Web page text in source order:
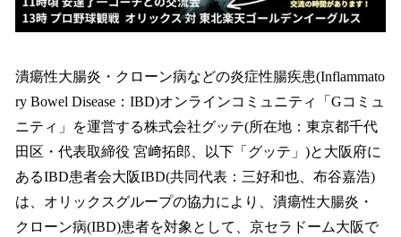
す
潰瘍性大腸炎・クローン病などの炎症性腸疾患(Inflammato
ry Bowel Disease：IBD)オンラインコミュニティ「Gコミュ
ニティ」を運営する株式会社グッテ(所在地：東京都千代
田区・代表取締役 宮﨑拓郎、以下「グッテ」)と大阪府に
あるIBD患者会大阪IBD(共同代表：三好和也、布谷嘉浩)
は、オリックスグループの協力により、潰瘍性大腸炎・
クローン病(IBD)患者を対象として、京セラドーム大阪で